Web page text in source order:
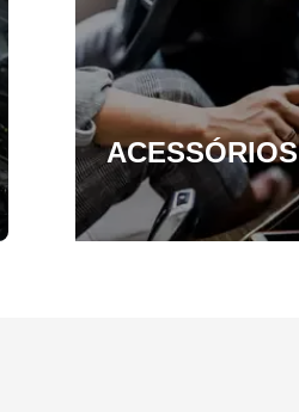
ACESSÓRIOS